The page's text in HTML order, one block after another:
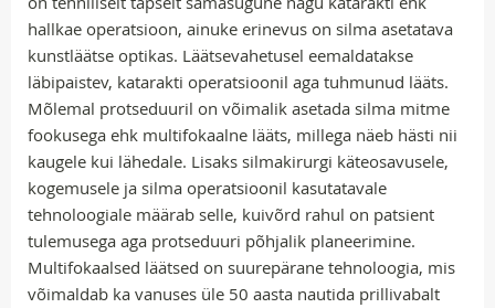
hallkae operatsioon, ainuke erinevus on silma asetatava
kunstläätse optikas. Läätsevahetusel eemaldatakse
läbipaistev, katarakti operatsioonil aga tuhmunud lääts.
Mõlemal protseduuril on võimalik asetada silma mitme
fookusega ehk multifokaalne lääts, millega näeb hästi nii
kaugele kui lähedale. Lisaks silmakirurgi käteosavusele,
kogemusele ja silma operatsioonil kasutatavale
tehnoloogiale määrab selle, kuivõrd rahul on patsient
tulemusega aga protseduuri põhjalik planeerimine.
Multifokaalsed läätsed on suurepärane tehnoloogia, mis
võimaldab ka vanuses üle 50 aasta nautida prillivabalt